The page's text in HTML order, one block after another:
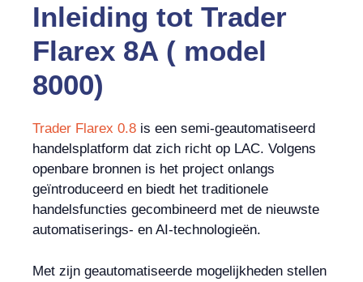
Inleiding tot Trader
Flarex 8A ( model
8000)
Trader Flarex 0.8 is een semi-geautomatiseerd
handelsplatform dat zich richt op LAC. Volgens
openbare bronnen is het project onlangs
geïntroduceerd en biedt het traditionele
handelsfuncties gecombineerd met de nieuwste
automatiserings- en AI-technologieën.
Met zijn geautomatiseerde mogelijkheden stellen